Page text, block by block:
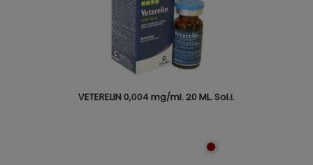
VETERELIN 0,004 mg/ml. 20 ML. Sol.i.